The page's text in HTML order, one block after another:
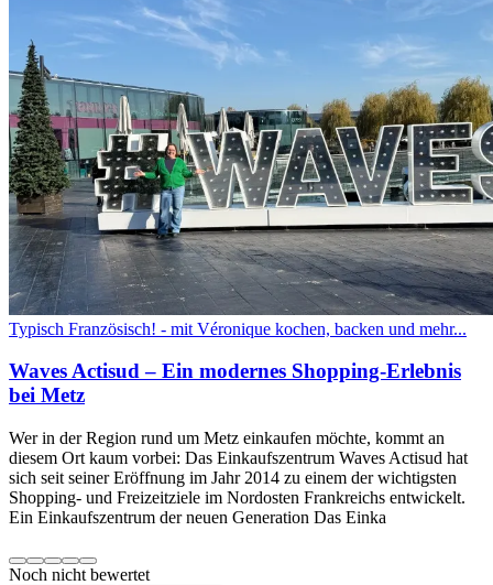
Typisch Französisch! - mit Véronique kochen, backen und mehr...
Waves Actisud – Ein modernes Shopping-Erlebnis
bei Metz
Wer in der Region rund um Metz einkaufen möchte, kommt an
diesem Ort kaum vorbei: Das Einkaufszentrum Waves Actisud hat
sich seit seiner Eröffnung im Jahr 2014 zu einem der wichtigsten
Shopping- und Freizeitziele im Nordosten Frankreichs entwickelt.
Ein Einkaufszentrum der neuen Generation Das Einka
Noch nicht bewertet